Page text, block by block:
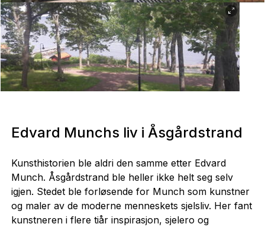
Huset og atelieret sett fra hagen. Foto: S. Sakkariassen.
Edvard Munchs liv i Åsgårdstrand
Kunsthistorien ble aldri den samme etter Edvard
Munch. Åsgårdstrand ble heller ikke helt seg selv
igjen. Stedet ble forløsende for Munch som kunstner
og maler av de moderne menneskets sjelsliv. Her fant
kunstneren i flere tiår inspirasjon, sjelero og